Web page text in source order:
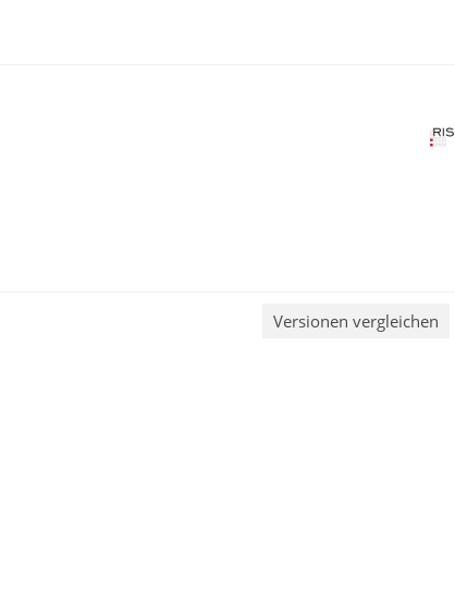
Versionen vergleichen